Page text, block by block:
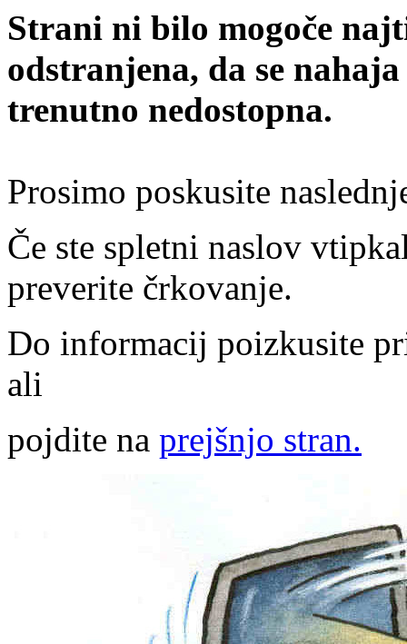
Strani ni bilo mogoče
odstranjena, da se
trenutno nedostopna.
Prosimo poskusite
Če ste spletni naslov
preverite črkovanje.
Do informacij poizkusite
ali
pojdite na prejšnjo stran.